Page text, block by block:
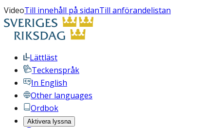
VideoTill innehåll på sidanTill anförandelistan
Lättläst
Teckenspråk
In English
Other languages
Ordbok
Aktivera lyssna